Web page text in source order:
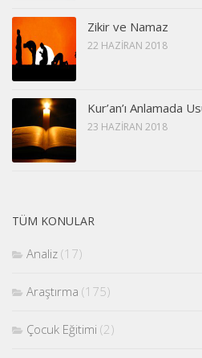
Zikir ve Namaz
22 HAZIRAN 2018
Kur’an’ı Anlamada
23 HAZIRAN 2018
TÜM KONULAR
Analiz (17)
Araştırma (175)
Çocuk Eğitimi (2)